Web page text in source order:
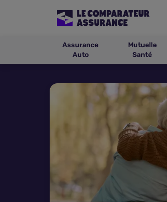
Assurance
Auto
Mutuelle
Santé